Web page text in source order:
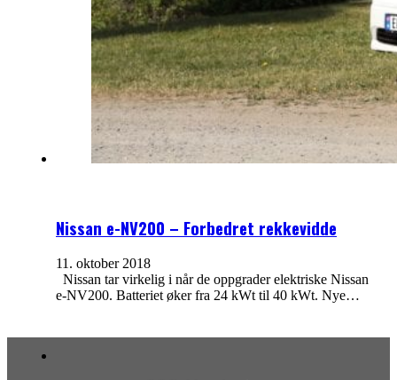
Nissan e-NV200 – Forbedret rekkevidde
11. oktober 2018
Nissan tar virkelig i når de oppgrader elektriske Nissan
e-NV200. Batteriet øker fra 24 kWt til 40 kWt. Nye…